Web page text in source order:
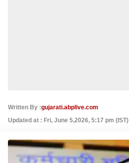
Written By :gujarati.abplive.com
Updated at : Fri, June 5,2026, 5:17 pm (IST)